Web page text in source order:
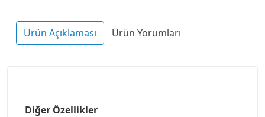
Ürün Açıklaması Ürün Yorumları
Diğer Özellikler